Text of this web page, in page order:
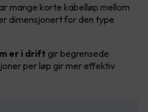
mange korte kabelløp mellom
dimensjonert for den type
er i drift gir begrensede
per løp gir mer effektiv